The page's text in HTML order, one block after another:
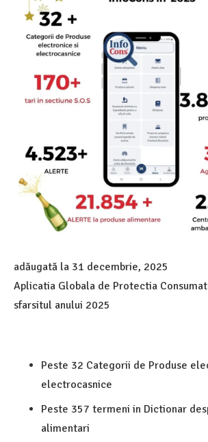
adăugată la 31 decembrie, 2025
Aplicatia Globala de Protectia
sfarsitul anului 2025
Peste 32 Categorii de Produse
electrocasnice
Peste 357 termeni in Dictionar
alimentari